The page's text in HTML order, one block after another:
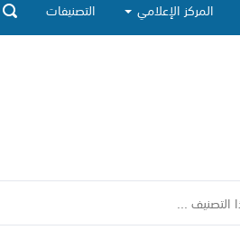
المركز الإعلامي التصنيفات